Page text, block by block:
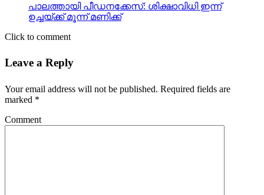
പാലത്തായി പീഡനക്കേസ്: ശിക്ഷാവിധി ഇന്ന്
ഉച്ചയ്ക്ക് മൂന്ന് മണിക്ക്
Click to comment
Leave a Reply
Your email address will not be published. Required fields are
marked *
Comment